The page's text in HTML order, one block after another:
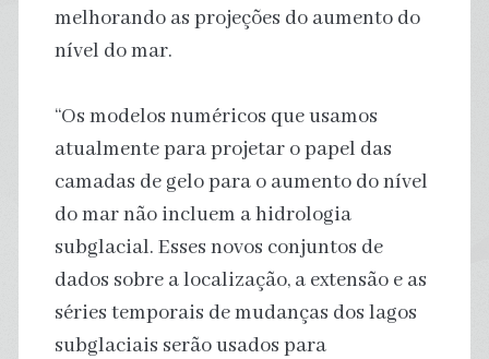
melhorando as projeções do aumento do
nível do mar.
“Os modelos numéricos que usamos
atualmente para projetar o papel das
camadas de gelo para o aumento do nível
do mar não incluem a hidrologia
subglacial. Esses novos conjuntos de
dados sobre a localização, a extensão e as
séries temporais de mudanças dos lagos
subglaciais serão usados para